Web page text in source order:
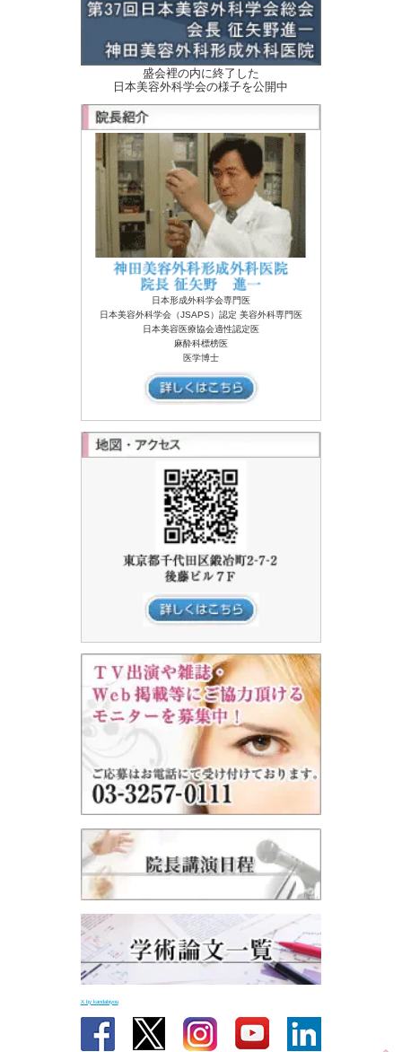
盛会裡の内に終了した
日本美容外科学会の様子を公開中
日本形成外科学会専門医
日本美容外科学会（JSAPS）認定 美容外科専門医
日本美容医療協会適性認定医
麻酔科標榜医
医学博士
X by kandabiyou